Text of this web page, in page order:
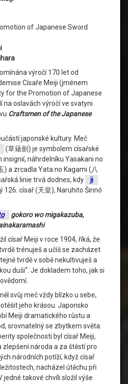
of Japanese Sword
výročí 170 let od
Císaře Meiji (jménem
for the Promotion of Japanese
na oslavách výročí ve svatyni
Craftsmen of the Japanese
japonské kultury. Meč
(草薙劍) je symbolem císařské
insignií, náhrdelníku Yasakani no
) a zrcadla Yata no Kagami (八
linie trvá dodnes, kdy
ji
císař (天皇), Naruhito Šinnó
gokoro wo migakazuba,
císař Meiji v roce 1904, říká, že
trénuješ a učíš se zacházet
tvrdě v sobě nekultivuješ a
duši“. Je dokladem toho, jak si
svůj meč vždy blízko u sebe,
jeho krásou. Japonsko
Meiji dramatického růstu a
srovnatelný se zbytkem světa.
společnosti byl císař Meiji,
zlepšení národa a za štěstí pro
národních potíží, když císař
nacházel útěchu při
jedné takové chvíli složil výše